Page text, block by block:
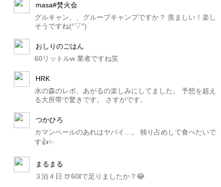
masa#焚火会
グルキャン、、グループキャンプですか？ 羨ましい！楽し
そうですね(°▽°)
おしりのごはん
60リットルw 業者ですね笑
HRK
水の森のレポ、あがるの楽しみにしてました。 予想を超え
る大所帯で驚きです。 さすがです。
つかひろ
カマンベールのあれはヤバイ…。 独り占めして食べたいで
す👍✨
まるまる
３泊４日 🍺60ℓで足りましたか？😂